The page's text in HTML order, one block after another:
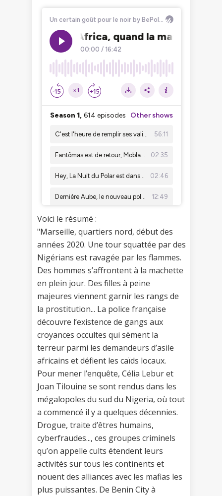
Voici le résumé :
"Marseille, quartiers nord, début des
années 2020. Une tour squattée par des
Nigérians est ravagée par les flammes.
Des hommes s’affrontent à la machette
en plein jour. Des filles à peine
majeures viennent garnir les rangs de
la prostitution... La police française
découvre l’existence de gangs aux
croyances occultes qui sèment la
terreur parmi les demandeurs d’asile
africains et défient les caïds locaux.
Pour mener l’enquête, Célia Lebur et
Joan Tilouine se sont rendus dans les
mégalopoles du sud du Nigeria, où tout
a commencé il y a quelques décennies.
Drogue, traite d’êtres humains,
cyberfraudes..., ces groupes criminels
qu’on appelle cults étendent leurs
activités sur tous les continents et
nouent des alliances avec les mafias les
plus puissantes. De Benin City à